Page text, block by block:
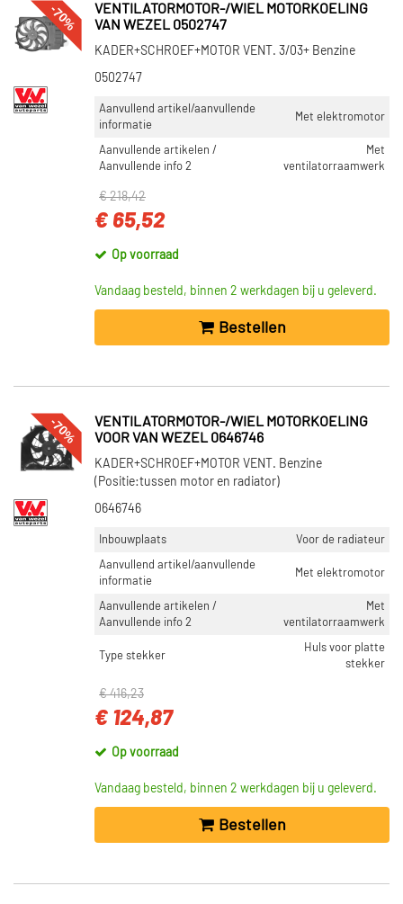
-70%
VENTILATORMOTOR-/WIEL MOTORKOELING
VAN WEZEL 0502747
KADER+SCHROEF+MOTOR VENT. 3/03+ Benzine
0502747
Aanvullend artikel/aanvullende
informatie
Met elektromotor
Aanvullende artikelen /
Aanvullende info 2
Met
ventilatorraamwerk
€ 218,42
€ 65,52
Op voorraad
Vandaag besteld, binnen 2 werkdagen bij u geleverd.
Bestellen
-70%
VENTILATORMOTOR-/WIEL MOTORKOELING
VOOR VAN WEZEL 0646746
KADER+SCHROEF+MOTOR VENT. Benzine
(Positie:tussen motor en radiator)
0646746
Inbouwplaats
Voor de radiateur
Aanvullend artikel/aanvullende
informatie
Met elektromotor
Aanvullende artikelen /
Aanvullende info 2
Met
ventilatorraamwerk
Type stekker
Huls voor platte
stekker
€ 416,23
€ 124,87
Op voorraad
Vandaag besteld, binnen 2 werkdagen bij u geleverd.
Bestellen